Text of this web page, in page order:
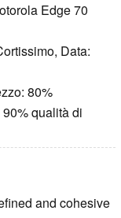
Edge 70
Data:
80%
qualità di
and cohesive